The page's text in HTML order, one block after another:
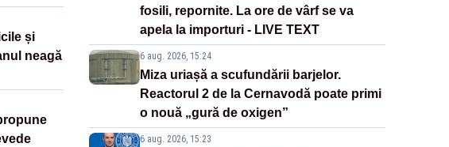
și
neagă
fosili, repornite. La ore de vârf se va
apela la importuri - LIVE TEXT
6 aug. 2026, 15:24
Miza uriașă a scufundării barjelor.
Reactorul 2 de la Cernavodă poate primi
o nouă „gură de oxigen”
6 aug. 2026, 15:23